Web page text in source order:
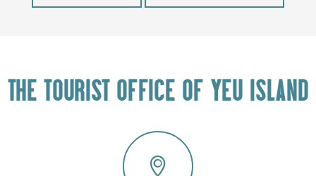
THE TOURIST OFFICE OF YEU ISLAND